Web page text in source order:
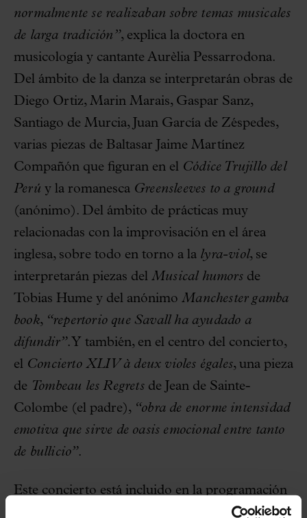
normalmente se realizaban sobre temas musicales
de larga tradición”, explica la doctora en
musicología y cantante Aurèlia Pessarrodona.
Del ámbito de la danza se interpretarán obras de
Diego Ortiz, Marin Marais, Gaspar Sanz,
Santiago de Murcia, Juan García de Zéspedes,
varias piezas de Baltasar Jaime Martínez
Compañón que figuran en el Códice Trujillo del
Perú y la romanescaGreensleeves to a ground
(anónimo). Del ámbito de prácticas muy
relacionadas con la improvisación en el área
inglesa, sobre todo en torno a la lyra-viol, se
interpretarán piezas del Musical humorsde
Tobias Hume y del anónimo Manchester gamba
book, “repertorio que Savall ha ayudado a
difundir”. Y también, en el centro del concierto,
el Concierto XLIV à deux violes égales, una pieza
de Tombeau les Regretsde Jean de Sainte-
Colombe (el padre), “obra de enorme intensidad
emotiva que sirve de oasis emocional entre tanto
de bullicio”.
Este concierto está incluido en la programación
del tercer Festival Clàssics, que se celebra del 5